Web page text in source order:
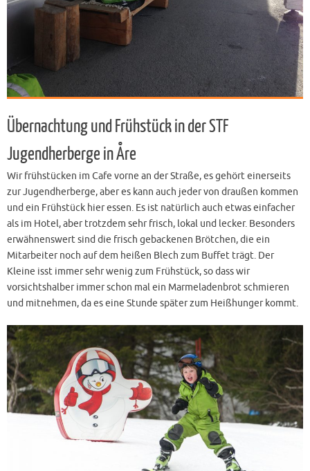
Übernachtung und Frühstück in der STF
Jugendherberge in Åre
Wir frühstücken im Cafe vorne an der Straße, es gehört einerseits
zur Jugendherberge, aber es kann auch jeder von draußen kommen
und ein Frühstück hier essen. Es ist natürlich auch etwas einfacher
als im Hotel, aber trotzdem sehr frisch, lokal und lecker. Besonders
erwähnenswert sind die frisch gebackenen Brötchen, die ein
Mitarbeiter noch auf dem heißen Blech zum Buffet trägt. Der
Kleine isst immer sehr wenig zum Frühstück, so dass wir
vorsichtshalber immer schon mal ein Marmeladenbrot schmieren
und mitnehmen, da es eine Stunde später zum Heißhunger kommt.